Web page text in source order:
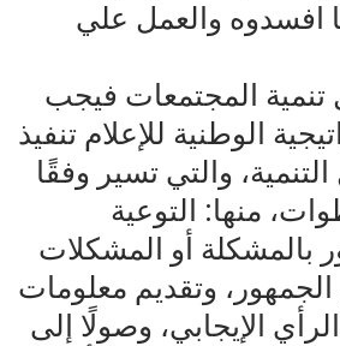
افسدوه والعمل علي
المجتمعات فيجب
الوطنية للإعلام تنفيذ
والتي تسير وفقًا
منها: التوعية
بالمشكلة أو المشكلات
وتقديم معلومات
الإيجابي، وصولًا إلى